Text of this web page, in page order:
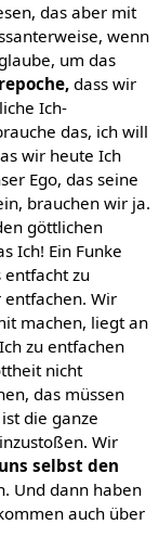
das aber mit
wenn
um das
dass wir
Ich-
das, ich will
wir heute Ich
Ego, das seine
brauchen wir ja.
göttlichen
Ich! Ein Funke
entfacht zu
Wir
machen, liegt an
zu entfachen
nicht
das müssen
die ganze
Wir
selbst den
Und dann haben
auch über